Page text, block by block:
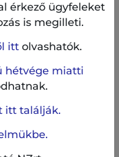
fontosabb
a szülőházát,
ahol megannyi
végén
ahol egykori
előttünk.
érkező ügyfeleket
is megilleti.
ittolvashatók.
hétvége miatti
itt találják.